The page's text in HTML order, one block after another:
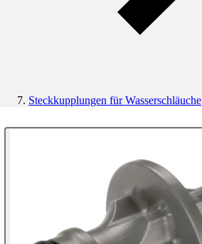
Steckkupplungen für Wasserschläuche